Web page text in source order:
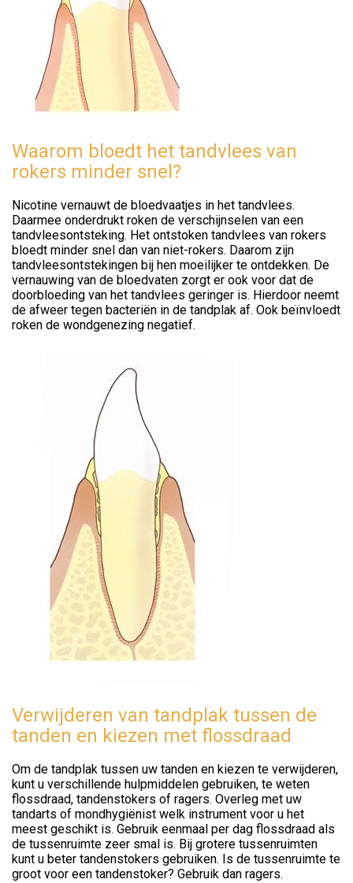
Waarom bloedt het tandvlees van
rokers minder snel?
Nicotine vernauwt de bloedvaatjes in het tandvlees.
Daarmee onderdrukt roken de verschijnselen van een
tandvleesontsteking. Het ontstoken tandvlees van rokers
bloedt minder snel dan van niet-rokers. Daarom zijn
tandvleesontstekingen bij hen moeilijker te ontdekken. De
vernauwing van de bloedvaten zorgt er ook voor dat de
doorbloeding van het tandvlees geringer is. Hierdoor neemt
de afweer tegen bacteriën in de tandplak af. Ook beïnvloedt
roken de wondgenezing negatief.
Verwijderen van tandplak tussen de
tanden en kiezen met flossdraad
Om de tandplak tussen uw tanden en kiezen te verwijderen,
kunt u verschillende hulpmiddelen gebruiken, te weten
flossdraad, tandenstokers of ragers. Overleg met uw
tandarts of mondhygiënist welk instrument voor u het
meest geschikt is. Gebruik eenmaal per dag flossdraad als
de tussenruimte zeer smal is. Bij grotere tussenruimten
kunt u beter tandenstokers gebruiken. Is de tussenruimte te
groot voor een tandenstoker? Gebruik dan ragers.